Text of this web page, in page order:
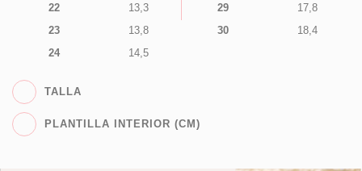
22
13,3
23
13,8
24
14,5
29
17,8
30
18,4
TALLA
PLANTILLA INTERIOR (CM)